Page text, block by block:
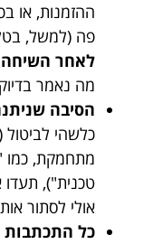
ההזמנות, או
פה (למשל,
לאחר השיחה
מה נאמר
הסיבה
כלשהי
מתחמקת, כמו
טכנית"), תעדו
אולי לסתור
כל התכתבות